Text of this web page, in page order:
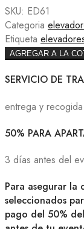
SKU: ED61
Categoria
Etiqueta
AGREGAR A LA
SERVICIO DE
entrega y recogida
50% PARA
3 días antes del
Para asegurar la
seleccionados
pago del 50%